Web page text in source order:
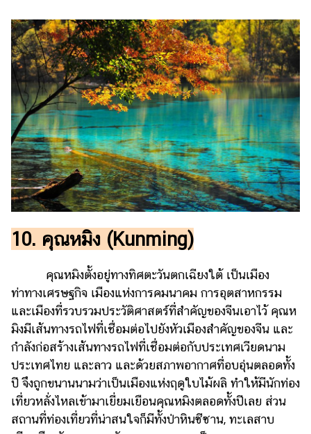
10. คุณหมิง (Kunming)
คุณหมิงตั้งอยู่ทางทิศตะวันตกเฉียงใต้ เป็นเมือง
ท่าทางเศรษฐกิจ เมืองแห่งการคมนาคม การอุตสาหกรรม
และเมืองที่รวบรวมประวัติศาสตร์ที่สำคัญของจีนเอาไว้ คุณห
มิงมีเส้นทางรถไฟที่เชื่อมต่อไปยังหัวเมืองสำคัญของจีน และ
กำลังก่อสร้างเส้นทางรถไฟที่เชื่อมต่อกับประเทศเวียดนาม
ประเทศไทย และลาว และด้วยสภาพอากาศที่อบอุ่นตลอดทั้ง
ปี จึงถูกขนานนามว่าเป็นเมืองแห่งฤดูใบไม้ผลิ ทำให้มีนักท่อง
เที่ยวหลั่งไหลเข้ามาเยี่ยมเยือนคุณหมิงตลอดทั้งปีเลย ส่วน
สถานที่ท่องเที่ยวที่น่าสนใจก็มีทั้งป่าหินซีซาน, ทะเลสาบ